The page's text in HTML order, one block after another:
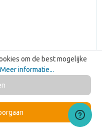
om de best mogelijke
Meer informatie...